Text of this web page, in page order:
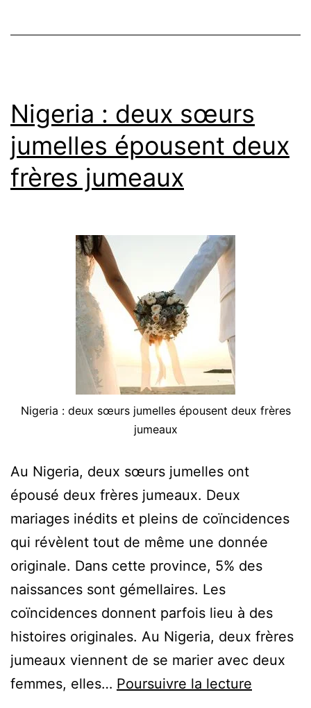
jumeaux
Nigeria : deux sœurs
jumelles épousent deux
frères jumeaux
Nigeria : deux sœurs jumelles épousent deux frères
jumeaux
Au Nigeria, deux sœurs jumelles ont
épousé deux frères jumeaux. Deux
mariages inédits et pleins de coïncidences
qui révèlent tout de même une donnée
originale. Dans cette province, 5% des
naissances sont gémellaires. Les
coïncidences donnent parfois lieu à des
histoires originales. Au Nigeria, deux frères
jumeaux viennent de se marier avec deux
femmes, elles… Poursuivre la lecture